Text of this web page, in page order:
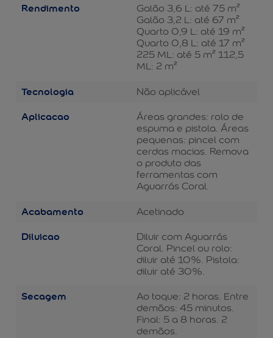
Rendimento
Galão 3,6 L: até 75 m²
Galão 3,2 L: até 67 m²
Quarto 0,9 L: até 19 m²
Quarto 0,8 L: até 17 m²
225 ML: até 5 m² 112,5
ML: 2 m²
Tecnologia Não aplicável
Aplicacao
Áreas grandes: rolo de
espuma e pistola. Áreas
pequenas: pincel com
cerdas macias. Remova
o produto das
ferramentas com
Aguarrás Coral.
Acabamento Acetinado
Diluicao
Diluir com Aguarrás
Coral. Pincel ou rolo:
diluir até 10%. Pistola:
diluir até 30%.
Secagem
Ao toque: 2 horas. Entre
demãos: 45 minutos.
Final: 5 a 8 horas. 2
demãos.